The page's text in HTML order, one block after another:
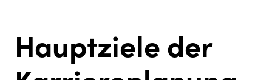
Hauptziele der